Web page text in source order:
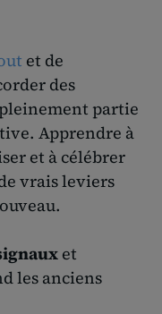
et de
des
partie
Apprendre à
et à célébrer
vrais leviers
et
les anciens